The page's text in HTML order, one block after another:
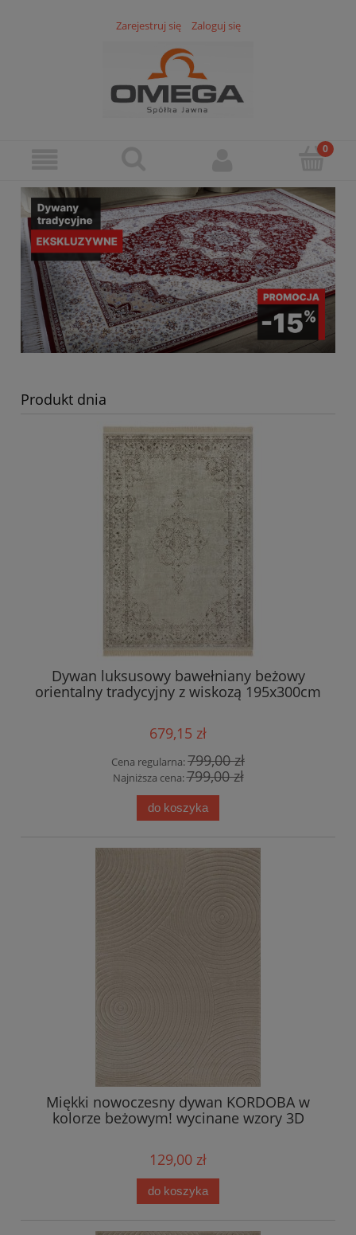
Zarejestruj się Zaloguj się
Produkt dnia
Dywan luksusowy bawełniany beżowy
orientalny tradycyjny z wiskozą 195x300cm
679,15 zł
Cena regularna:799,00 zł
Najniższa cena:799,00 zł
do koszyka
Miękki nowoczesny dywan KORDOBA w
kolorze beżowym! wycinane wzory 3D
129,00 zł
do koszyka